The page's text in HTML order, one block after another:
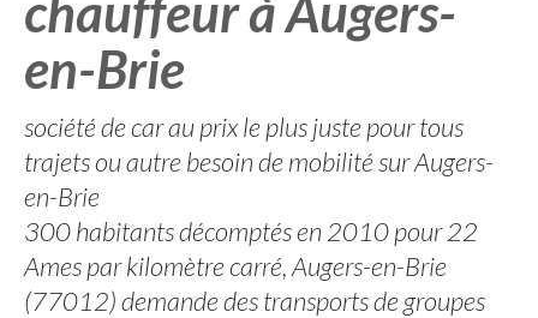
en-Brie
société de car au prix le plus juste pour tous
trajets ou autre besoin de mobilité sur Augers-
en-Brie
300 habitants décomptés en 2010 pour 22
Ames par kilomètre carré, Augers-en-Brie
(77012) demande des transports de groupes